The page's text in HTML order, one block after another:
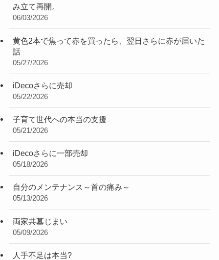
み立て再開。
06/03/2026
黄色2本で焦って赤を買ったら、翌日さらに赤が届いた
話
05/27/2026
iDecoさらに売却
05/22/2026
子育て世代への本当の支援
05/21/2026
iDecoさらに一部売却
05/18/2026
自分のメンテナンス～首の痛み～
05/13/2026
両家共墓じまい
05/09/2026
人手不足は本当?